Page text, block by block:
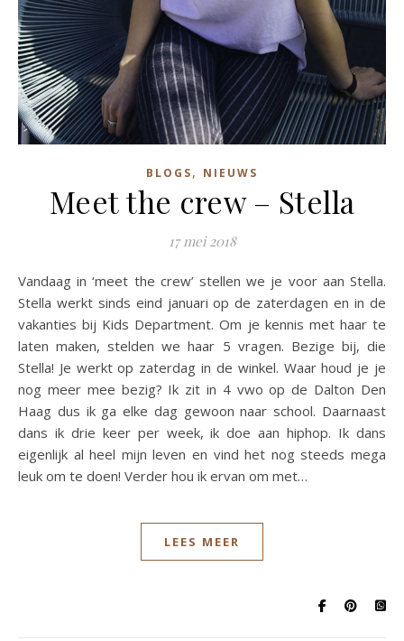
BLOGS, NIEUWS
Meet the crew – Stella
17 mei 2018
Vandaag in ‘meet the crew’ stellen we je voor aan Stella.
Stella werkt sinds eind januari op de zaterdagen en in de
vakanties bij Kids Department. Om je kennis met haar te
laten maken, stelden we haar 5 vragen. Bezige bij, die
Stella! Je werkt op zaterdag in de winkel. Waar houd je je
nog meer mee bezig? Ik zit in 4 vwo op de Dalton Den
Haag dus ik ga elke dag gewoon naar school. Daarnaast
dans ik drie keer per week, ik doe aan hiphop. Ik dans
eigenlijk al heel mijn leven en vind het nog steeds mega
leuk om te doen! Verder hou ik ervan om met…
LEES MEER